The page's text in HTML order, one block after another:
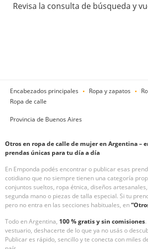
Revisa la consulta de búsqueda y
Encabezados principales Ropa y zapatos
Ropa de calle
Provincia de Buenos Aires
Otros en ropa de calle de mujer en Argentina –
prendas únicas para tu día a día
En Emponda podés encontrar o publicar esas
cotidiano que no siempre tienen una categoría
conjuntos sueltos, ropa étnica, diseños
segunda mano o piezas de talla especial. Si tu
pero no entra en las secciones habituales, en
Todo en Argentina, 100 % gratis y sin comisiones
vestuario, deshacerte de lo que ya no usás o
Publicar es rápido, sencillo y te conecta con miles